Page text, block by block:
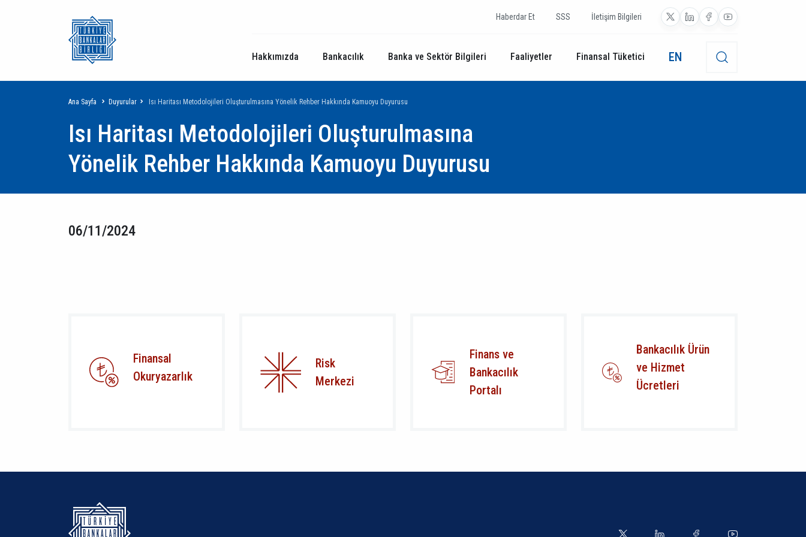
Haberdar Et SSS İletişim Bilgileri
Hakkımızda Bankacılık Banka ve Sektör Bilgileri Faaliyetler Finansal Tüketici EN
Sayfa
yolu
Ana Sayfa Duyurular Isı Haritası Metodolojileri Oluşturulmasına Yönelik Rehber Hakkında Kamuoyu Duyurusu
Isı Haritası Metodolojileri Oluşturulmasına
Yönelik Rehber Hakkında Kamuoyu Duyurusu
06/11/2024
Finansal
Okuryazarlık
Risk
Merkezi
Finans ve
Bankacılık
Portalı
Bankacılık Ürün
ve Hizmet
Ücretleri